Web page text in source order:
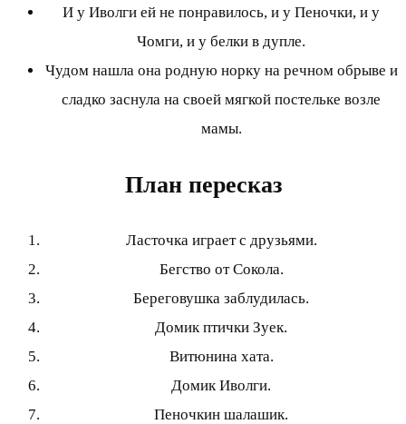
И у Иволги ей не понравилось, и у Пеночки, и у
Чомги, и у белки в дупле.
Чудом нашла она родную норку на речном обрыве и
сладко заснула на своей мягкой постельке возле
мамы.
План пересказ
Ласточка играет с друзьями.
Бегство от Сокола.
Береговушка заблудилась.
Домик птички Зуек.
Витюнина хата.
Домик Иволги.
Пеночкин шалашик.